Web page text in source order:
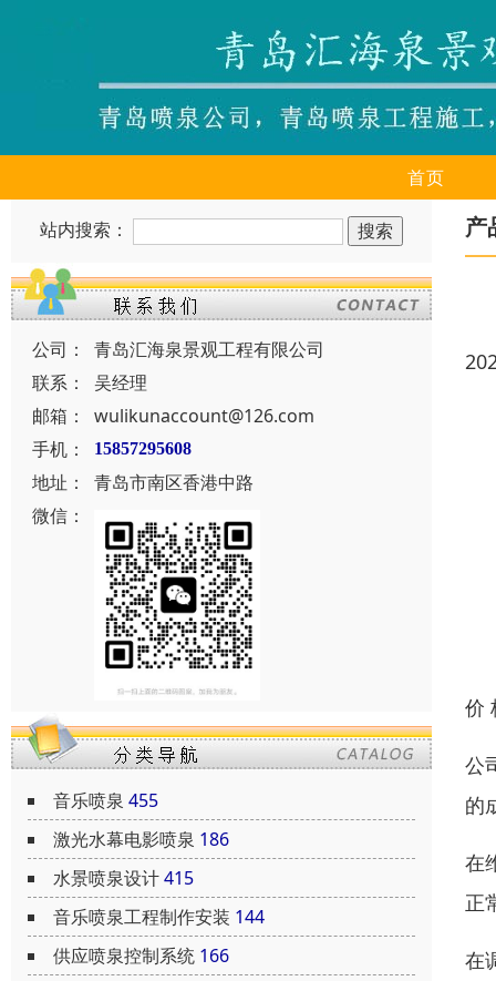
首页
站内搜索：
公司：
青岛汇海泉景观工程有限公司
联系：
吴经理
邮箱：
wulikunaccount@126.com
手机：
15857295608
地址：
青岛市南区香港中路
微信：
音乐喷泉 455
激光水幕电影喷泉 186
水景喷泉设计415
音乐喷泉工程制作安装 144
供应喷泉控制系统 166
产
价
公
的
在
正
在